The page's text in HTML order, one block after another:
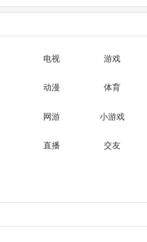
电视 游戏
动漫 体育
网游 小游戏
直播 交友